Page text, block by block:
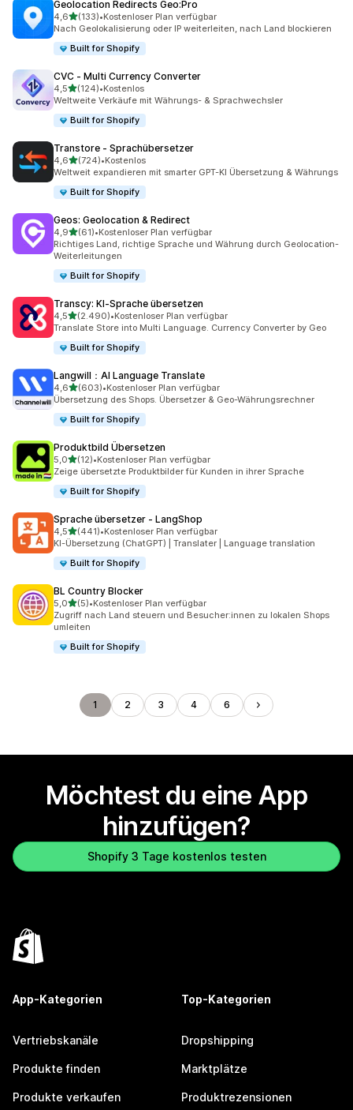
Geolocation Redirects Geo:Pro
4,6von 5 Sternen
(133)
133 Rezensionen insgesamt
•Kostenloser Plan verfügbar
Nach Geolokalisierung oder IP weiterleiten, nach Land blockieren
Built for Shopify
CVC ‑ Multi Currency Converter
4,5von 5 Sternen
(124)
124 Rezensionen insgesamt
•Kostenlos
Weltweite Verkäufe mit Währungs- & Sprachwechsler
Built for Shopify
Transtore ‑ Sprachübersetzer
4,6von 5 Sternen
(724)
724 Rezensionen insgesamt
•Kostenlos
Weltweit expandieren mit smarter GPT-KI Übersetzung & Währungs
Built for Shopify
Geos: Geolocation & Redirect
4,9von 5 Sternen
(61)
61 Rezensionen insgesamt
•Kostenloser Plan verfügbar
Richtiges Land, richtige Sprache und Währung durch Geolocation-
Weiterleitungen
Built for Shopify
Transcy: KI‑Sprache übersetzen
4,5von 5 Sternen
(2.490)
2490 Rezensionen insgesamt
•Kostenloser Plan verfügbar
Translate Store into Multi Language. Currency Converter by Geo
Built for Shopify
Langwill：AI Language Translate
4,6von 5 Sternen
(603)
603 Rezensionen insgesamt
•Kostenloser Plan verfügbar
Übersetzung des Shops. Übersetzer & Geo-Währungsrechner
Built for Shopify
Produktbild Übersetzen
5,0von 5 Sternen
(12)
12 Rezensionen insgesamt
•Kostenloser Plan verfügbar
Zeige übersetzte Produktbilder für Kunden in ihrer Sprache
Built for Shopify
Sprache übersetzer ‑ LangShop
4,5von 5 Sternen
(441)
441 Rezensionen insgesamt
•Kostenloser Plan verfügbar
KI-Übersetzung (ChatGPT) | Translater | Language translation
Built for Shopify
BL Country Blocker
5,0von 5 Sternen
(5)
5 Rezensionen insgesamt
•Kostenloser Plan verfügbar
Zugriff nach Land steuern und Besucher:innen zu lokalen Shops
umleiten
Built for Shopify
1 2 3 4 6
Möchtest du eine App
hinzufügen?
Shopify 3 Tage kostenlos testen
App-Kategorien
Vertriebskanäle
Produkte finden
Produkte verkaufen
Top-Kategorien
Dropshipping
Marktplätze
Produktrezensionen